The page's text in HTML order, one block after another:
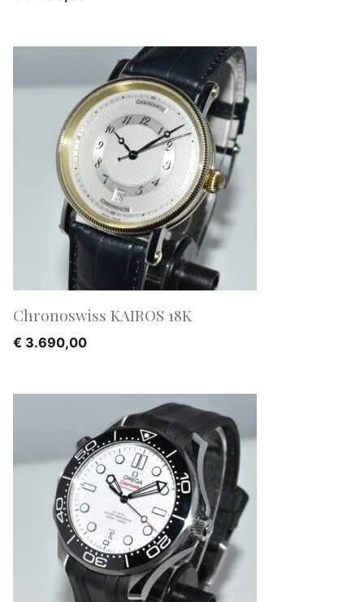
Chronoswiss KAIROS 18K
€ 3.690,00